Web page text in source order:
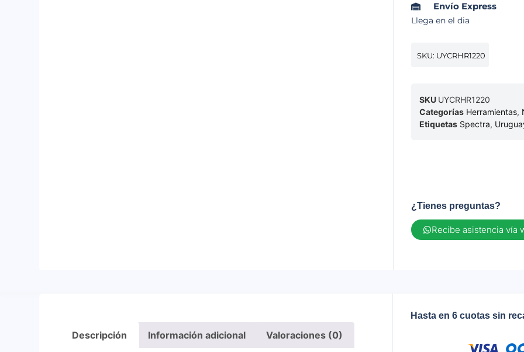
Envío Express
Llega en el dia
SKU: UYCRHR1220
SKU UYCRHR1220
Categorías Herramientas,
Etiquetas Spectra,
¿Tienes preguntas?
Recibe asistencia vía
Descripción Información adicional Valoraciones (0)
Hasta en 6 cuotas sin